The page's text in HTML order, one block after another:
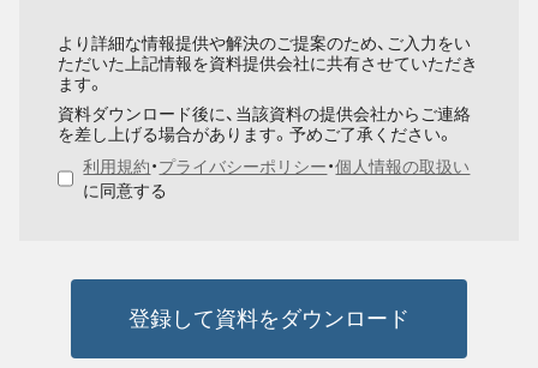
より詳細な情報提供や解決のご提案のため、ご入力をい
ただいた上記情報を資料提供会社に共有させていただき
ます。
資料ダウンロード後に、当該資料の提供会社からご連絡
を差し上げる場合があります。予めご了承ください。
利用規約・プライバシーポリシー・個人情報の取扱い
に同意する
登録して資料をダウンロード